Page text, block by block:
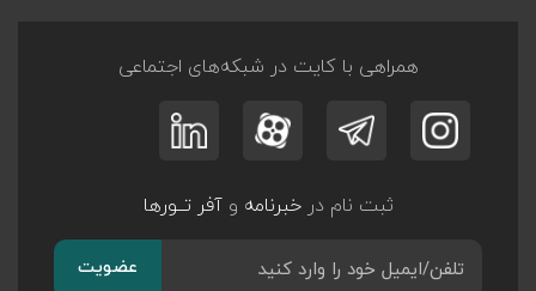
همراهی با کایت در شبکه‌های اجتماعی
ثبت نام درخبرنامه وآفر تــورها
عضویت